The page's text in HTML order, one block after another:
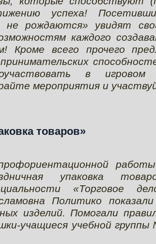
успеха!
не рождаются» увидят
каждого
Кроме всего прочего
в игровом
мероприятия и
товаров»
упаковка
«Торговое
Политико
изделий. Помогали
учащиеся учебной